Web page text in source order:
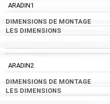
ARADIN1
ARADIN2